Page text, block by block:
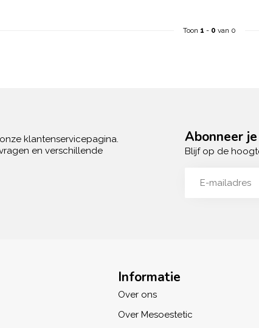
Toon 1 - 0 van 0
klantenservicepagina.
en verschillende
Abonneer
Blijf op de
Informatie
Over ons
Over Mesoestetic